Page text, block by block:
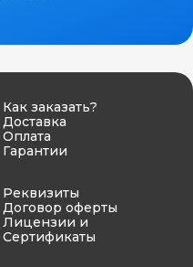
Как заказать?
Доставка
Оплата
Гарантии
Реквизиты
Договор оферты
Лицензии и
Сертификаты